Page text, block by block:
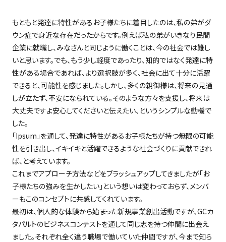
もともと発達に特性があるお子様たちに着目したのは、私の弟がダ
ウン症で身近な存在だったからです。例えば私の弟がいきなり民間
企業に就職し、みなさんと同じように働くことは、今の社会では難し
いと思います。でも、もう少し軽度であったり、知的ではなく発達に特
性がある場合であれば、より選択肢が多く、社会に出て十分に活躍
できると、可能性を感じました。しかし、多くの親御様は、将来の見通
しが立たず、不安になられている。そのような方々を支援し、将来は
大丈夫ですよ安心してくださいと伝えたい、というシンプルな動機で
した。
「Ipsum」を通して、発達に特性があるお子様たちが持つ無限の可能
性を引き出し、イキイキと活躍できるような社会づくりに貢献できれ
ば、と考えています。
これまでアプローチ方法などをブラッシュアップしてきましたが「お
子様たちの強みを生かしたい」という想いは変わっておらず、メンバ
ーもこのコンセプトに共感してくれています。
最初は、個人的な体験から始まった新規事業創出活動ですが、GCカ
タパルトのビジネスコンテストを通して同じ志を持つ仲間に出会え
ました。それぞれ全く違う職場で働いていた仲間ですが、今まで知ら